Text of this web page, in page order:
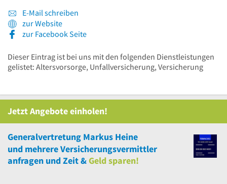
E-Mail schreiben
zur Website
zur Facebook Seite
Dieser Eintrag ist bei uns mit den folgenden Dienstleistungen
gelistet: Altersvorsorge, Unfallversicherung, Versicherung
Jetzt Angebote einholen!
Generalvertretung Markus Heine
und mehrereVersicherungsvermittler
anfragen und Zeit &Geld sparen!